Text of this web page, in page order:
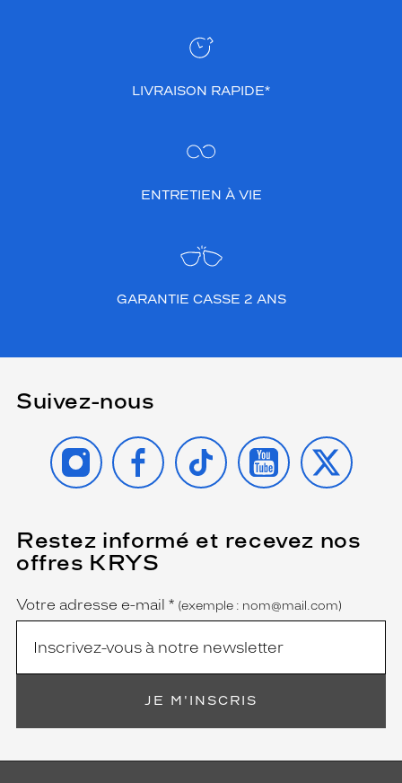
LIVRAISON RAPIDE*
ENTRETIEN À VIE
GARANTIE CASSE 2 ANS
Suivez-nous
INSTAGRAMFACEBOOK
TIKTOK YOUTUBE
X
Restez informé et recevez nos
offres KRYS
Name
Votre adresse e-mail *
(Ce
champ
est
(exemple : nom@mail.com)
JE M'INSCRIS